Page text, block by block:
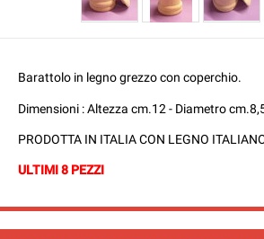
Barattolo in legno grezzo con coperchio.
Dimensioni : Altezza cm.12 - Diametro
PRODOTTA IN ITALIA CON LEGNO
ULTIMI 8 PEZZI